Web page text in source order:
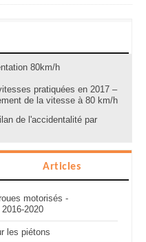
80km/h
pratiquées en 2017 –
de la vitesse à 80 km/h
de l'accidentalité par
Articles
motorisés -
2020
les piétons